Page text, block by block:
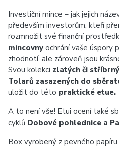
Investiční mince – jak jejich
především investorům, kteří
rozmnožit své finanční
mincovny ochrání vaše úspory
zhodnotí, ale zároveň jsou
Svou kolekci zlatých či
Tolarů zasazených do
uložit do této praktické etue.
A to není vše! Etui ocení také
cyklů Dobové pohlednice a
Box vyrobený z pevného